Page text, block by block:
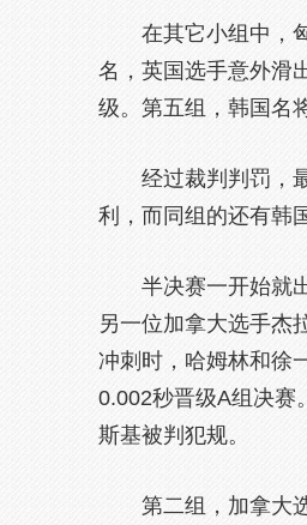
在其它小组中，匈
名，英国选手意外滑
级。第五组，韩国名
经过裁判判罚，最
利，而同组的还有韩
半决赛一开始就出
另一位加拿大选手杰
冲刺时，哈姆林和徐
0.002秒晋级A组决赛
斯基被判犯规。
第二组，加拿大选